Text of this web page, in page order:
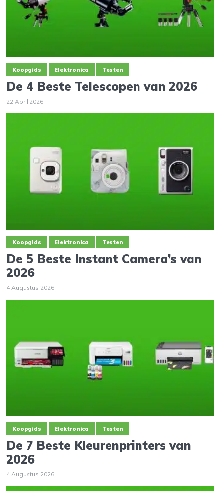
Koopgids Elektronica Testen
De 4 Beste Telescopen van 2026
22 April 2026
Koopgids Elektronica Testen
De 5 Beste Instant Camera’s van
2026
4 Augustus 2026
Koopgids Elektronica Testen
De 7 Beste Kleurenprinters van
2026
4 Augustus 2026